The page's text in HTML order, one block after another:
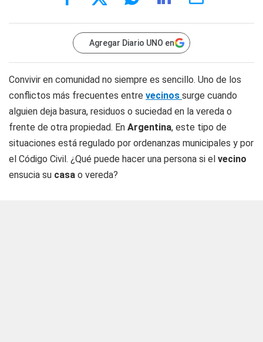
Agregar Diario UNO en
Convivir en comunidad no siempre es sencillo. Uno de los
conflictos más frecuentes entre vecinos surge cuando
alguien deja basura, residuos o suciedad en la vereda o
frente de otra propiedad. En Argentina, este tipo de
situaciones está regulado por ordenanzas municipales y por
el Código Civil. ¿Qué puede hacer una persona si el vecino
ensucia su casa o vereda?